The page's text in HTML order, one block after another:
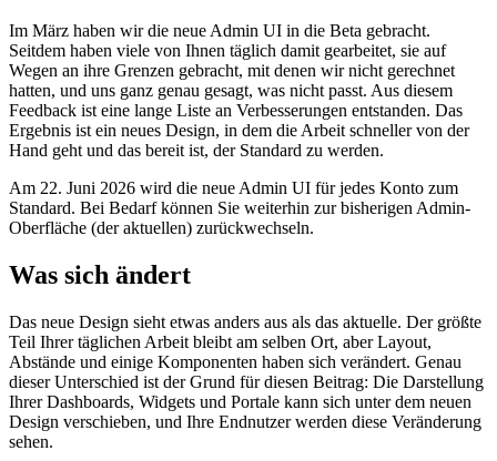
Im März haben wir die neue Admin UI in die Beta gebracht.
Seitdem haben viele von Ihnen täglich damit gearbeitet, sie auf
Wegen an ihre Grenzen gebracht, mit denen wir nicht gerechnet
hatten, und uns ganz genau gesagt, was nicht passt. Aus diesem
Feedback ist eine lange Liste an Verbesserungen entstanden. Das
Ergebnis ist ein neues Design, in dem die Arbeit schneller von der
Hand geht und das bereit ist, der Standard zu werden.
Am 22. Juni 2026 wird die neue Admin UI für jedes Konto zum
Standard. Bei Bedarf können Sie weiterhin zur bisherigen Admin-
Oberfläche (der aktuellen) zurückwechseln.
Was sich ändert
Das neue Design sieht etwas anders aus als das aktuelle. Der größte
Teil Ihrer täglichen Arbeit bleibt am selben Ort, aber Layout,
Abstände und einige Komponenten haben sich verändert. Genau
dieser Unterschied ist der Grund für diesen Beitrag: Die Darstellung
Ihrer Dashboards, Widgets und Portale kann sich unter dem neuen
Design verschieben, und Ihre Endnutzer werden diese Veränderung
sehen.